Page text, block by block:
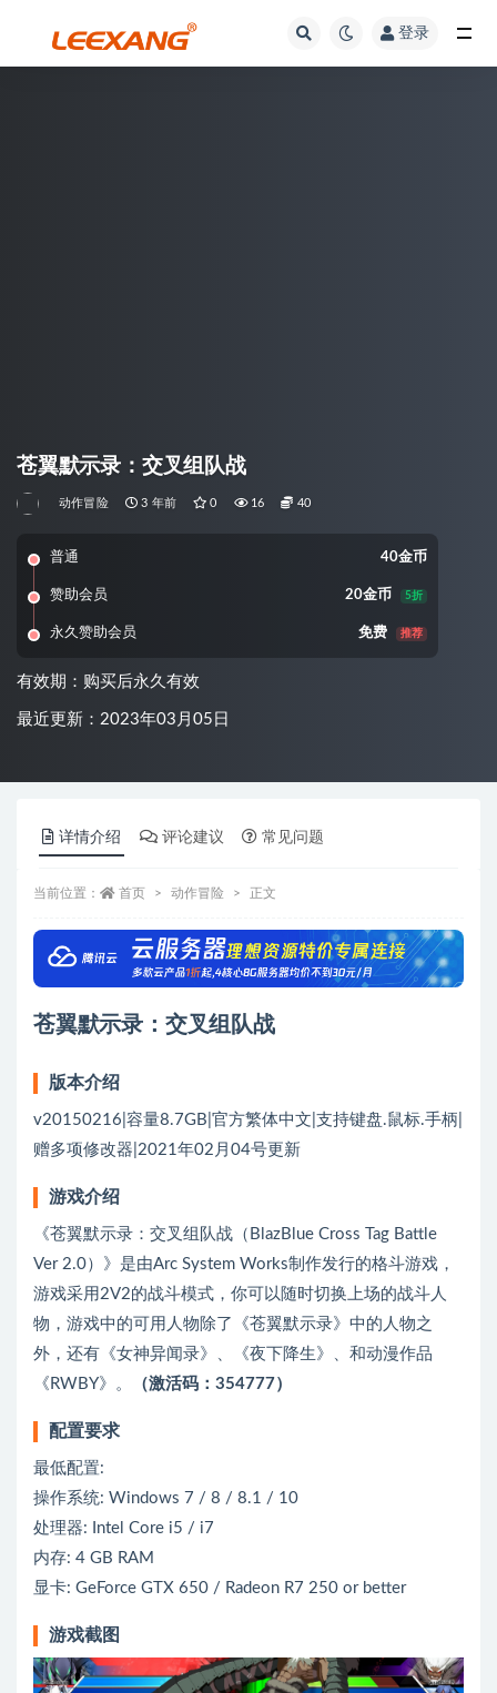
登录
苍翼默示录：交叉组队战
动作冒险 3 年前 0 16 40
普通 40金币
赞助会员 20金币 5折
永久赞助会员 免费 推荐
有效期：购买后永久有效
最近更新：2023年03月05日
详情介绍 评论建议 常见问题
当前位置： 首页 动作冒险 正文
苍翼默示录：交叉组队战
版本介绍
v20150216|容量8.7GB|官方繁体中文|支持键盘.鼠标.手柄|
赠多项修改器|2021年02月04号更新
游戏介绍
《苍翼默示录：交叉组队战（BlazBlue Cross Tag Battle
Ver 2.0）》是由Arc System Works制作发行的格斗游戏，
游戏采用2V2的战斗模式，你可以随时切换上场的战斗人
物，游戏中的可用人物除了《苍翼默示录》中的人物之
外，还有《女神异闻录》、《夜下降生》、和动漫作品
《RWBY》。
（激活码：354777）
配置要求
最低配置:
操作系统: Windows 7 / 8 / 8.1 / 10
处理器: Intel Core i5 / i7
内存: 4 GB RAM
显卡: GeForce GTX 650 / Radeon R7 250 or better
游戏截图